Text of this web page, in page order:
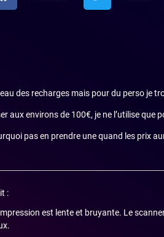
des recharges mais pour du perso je
aux environs de 100€, je ne l’utilise que
pas en prendre une quand les prix
:
est lente et bruyante. Le